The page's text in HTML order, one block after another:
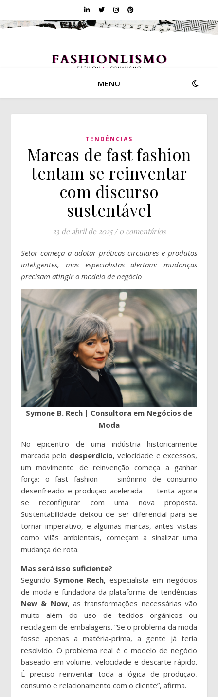
MENU
TENDÊNCIAS
Marcas de fast fashion
tentam se reinventar
com discurso
sustentável
23 de abril de 2025 / 0 comentários
Setor começa a adotar práticas circulares e produtos
inteligentes, mas especialistas alertam: mudanças
precisam atingir o modelo de negócio
Symone B. Rech | Consultora em Negócios de
Moda
No epicentro de uma indústria historicamente
marcada pelo desperdício, velocidade e excessos,
um movimento de reinvenção começa a ganhar
força: o fast fashion — sinônimo de consumo
desenfreado e produção acelerada — tenta agora
se reconfigurar com uma nova proposta.
Sustentabilidade deixou de ser diferencial para se
tornar imperativo, e algumas marcas, antes vistas
como vilãs ambientais, começam a sinalizar uma
mudança de rota.
Mas será isso suficiente?
Segundo Symone Rech, especialista em negócios
de moda e fundadora da plataforma de tendências
New & Now, as transformações necessárias vão
muito além do uso de tecidos orgânicos ou
reciclagem de embalagens. “Se o problema da moda
fosse apenas a matéria-prima, a gente já teria
resolvido. O problema real é o modelo de negócio
baseado em volume, velocidade e descarte rápido.
É preciso reinventar toda a lógica de produção,
consumo e relacionamento com o cliente”, afirma.